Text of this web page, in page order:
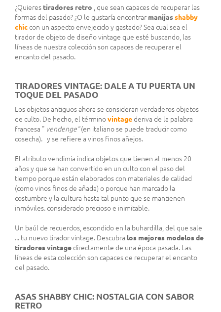
¿Quieres tiradores retro , que sean capaces de recuperar las
formas del pasado? ¿O le gustaría encontrar manijasshabby
chiccon un aspecto envejecido y gastado? Sea cual sea el
tirador de objeto de diseño vintage que esté buscando, las
líneas de nuestra colección son capaces de recuperar el
encanto del pasado.
TIRADORES VINTAGE: DALE A TU PUERTA UN
TOQUE DEL PASADO
Los objetos antiguos ahora se consideran verdaderos objetos
de culto. De hecho, el términovintagederiva de la palabra
francesa " vendenge"(en italiano se puede traducir como
cosecha). y se refiere a vinos finos añejos.
El atributo vendimia indica objetos que tienen al menos 20
años y que se han convertido en un culto con el paso del
tiempo porque están elaborados con materiales de calidad
(como vinos finos de añada) o porque han marcado la
costumbre y la cultura hasta tal punto que se mantienen
inmóviles. considerado precioso e inimitable.
Un baúl de recuerdos, escondido en la buhardilla, del que sale
... tu nuevo tirador vintage. Descubra los mejores modelos de
tiradores vintagedirectamente de una época pasada. Las
líneas de esta colección son capaces de recuperar el encanto
del pasado.
ASAS SHABBY CHIC: NOSTALGIA CON SABOR
RETRO